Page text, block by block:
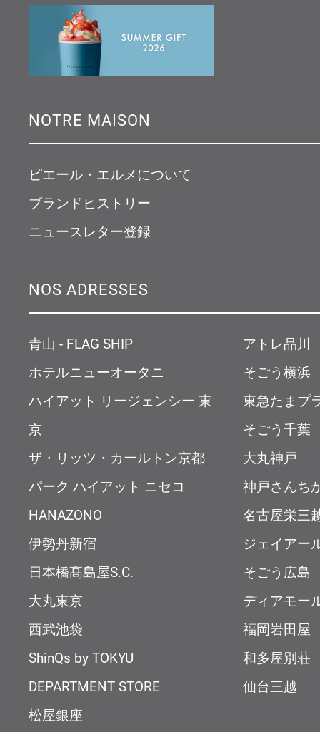
NOTRE MAISON
ピエール・エルメについて
ブランドヒストリー
ニュースレター登録
NOS ADRESSES
青山 - FLAG SHIP
ホテルニューオータニ
ハイアット リージェンシー 東
京
ザ・リッツ・カールトン京都
パーク ハイアット ニセコ
HANAZONO
伊勢丹新宿
日本橋髙島屋S.C.
大丸東京
西武池袋
ShinQs by TOKYU
DEPARTMENT STORE
松屋銀座
アトレ品川
そごう横浜
東急たまプ
そごう千葉
大丸神戸
神戸さんち
名古屋栄三
ジェイアー
そごう広島
ディアモー
福岡岩田屋
和多屋別荘
仙台三越